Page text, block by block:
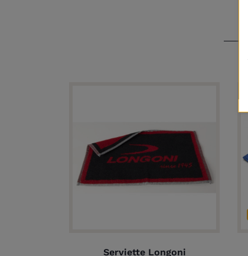
Serviette Longoni